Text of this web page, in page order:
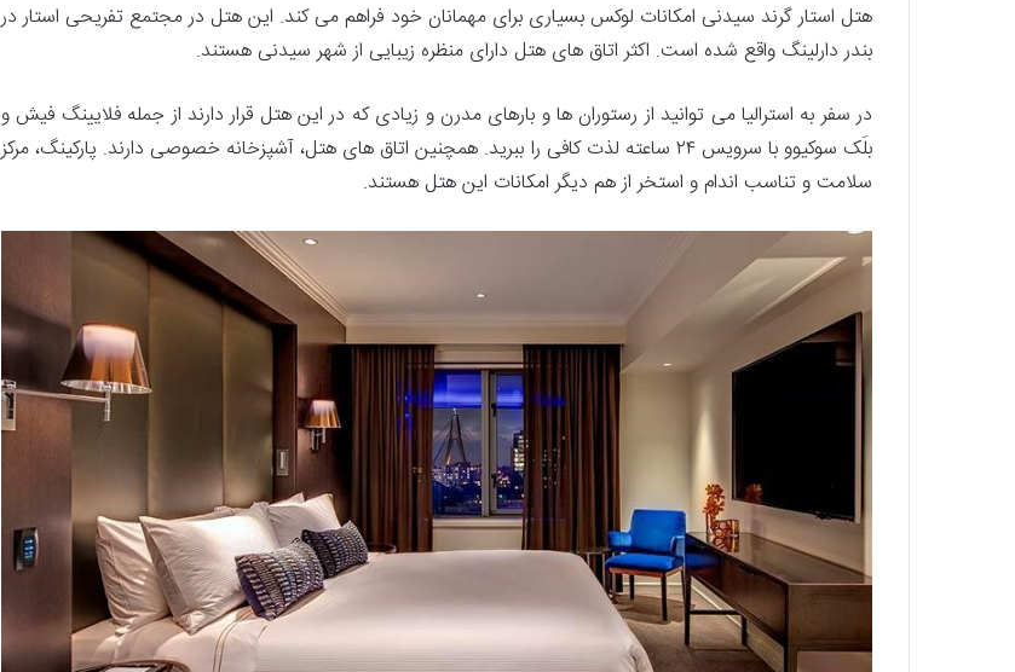
هتل استار گرند سیدنی امکانات لوکس بسیاری برای مهمانان خود فراهم می کند. این هتل در مجتمع تفریحی استار در
بندر دارلینگ واقع شده است. اکثر اتاق ‌های هتل دارای منظره‌ زیبایی از شهر سیدنی هستند.
در سفر به استرالیا می توانید از رستوران‌ ها و بارهای مدرن و زیادی که در این هتل قرار دارند از جمله فلایینگ فیش و
بلَک سوکیوو با سرویس ۲۴ ساعته لذت کافی را ببرید. همچنین اتاق ‌های هتل، آشپزخانه‌ خصوصی دارند. پارکینگ، مرکز
سلامت و تناسب اندام و استخر از هم دیگر امکانات این هتل هستند.